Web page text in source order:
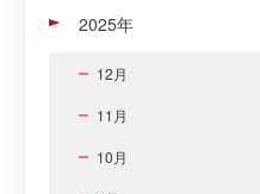
2025年
12月
11月
10月